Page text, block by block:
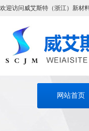
欢迎访问威艾斯特（浙江）新材
网站首页